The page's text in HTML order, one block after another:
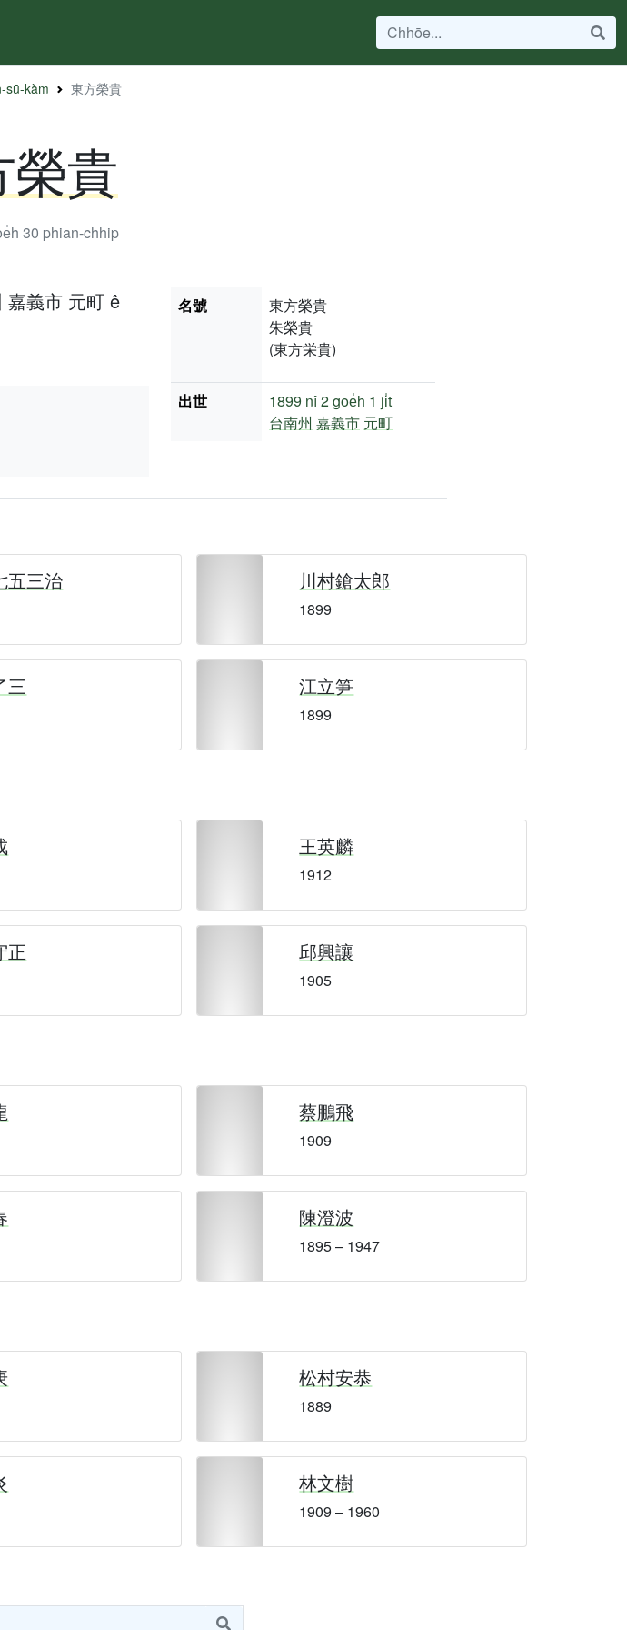
sū-kàm 東方榮貴
榮貴
30 phian-chhip
義市 元町 ê
名號
東方榮貴
朱榮貴
(東方栄貴)
出世 1899 nî2 goe̍h 1 ji̍t
台南州 嘉義市 元町
五三治 川村鎗太郎
1899
三 江立笋
1899
王英麟
1912
正 邱興讓
1905
蔡鵬飛
1909
陳澄波
1895 – 1947
松村安恭
1889
林文樹
1909 – 1960